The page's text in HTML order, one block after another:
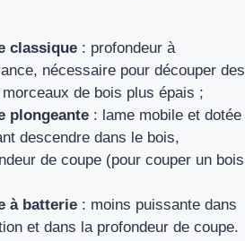
classique : profondeur à
nécessaire pour découper des
de bois plus épais ;
plongeante : lame mobile et dotée
descendre dans le bois,
de coupe (pour couper un bois
à batterie : moins puissante dans
et dans la profondeur de coupe.